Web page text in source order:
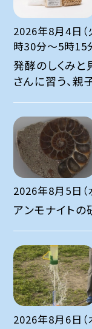
2026年8月4日
時30分～5時15
発酵のしくみと
さんに習う、
2026年8月5日
アンモナイトの
2026年8月6日